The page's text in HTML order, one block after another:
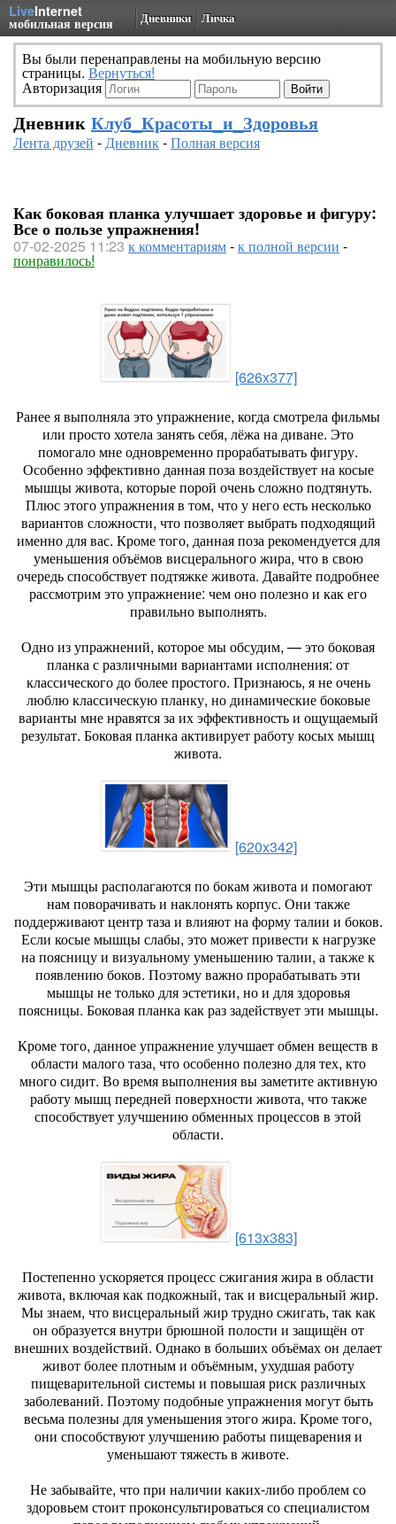
LiveInternet
мобильная версия Дневники Личка
Вы были перенаправлены на мобильную версию
страницы. Вернуться!
Авторизация
Дневник Клуб_Красоты_и_Здоровья
Лента друзей -Дневник-Полная версия
Как боковая планка улучшает здоровье и фигуру:
Все о пользе упражнения!
07-02-2025 11:23 к комментариям-к полной версии -
понравилось!
[626x377]
Ранее я выполняла это упражнение, когда смотрела фильмы
или просто хотела занять себя, лёжа на диване. Это
помогало мне одновременно прорабатывать фигуру.
Особенно эффективно данная поза воздействует на косые
мышцы живота, которые порой очень сложно подтянуть.
Плюс этого упражнения в том, что у него есть несколько
вариантов сложности, что позволяет выбрать подходящий
именно для вас. Кроме того, данная поза рекомендуется для
уменьшения объёмов висцерального жира, что в свою
очередь способствует подтяжке живота. Давайте подробнее
рассмотрим это упражнение: чем оно полезно и как его
правильно выполнять.
Одно из упражнений, которое мы обсудим, — это боковая
планка с различными вариантами исполнения: от
классического до более простого. Признаюсь, я не очень
люблю классическую планку, но динамические боковые
варианты мне нравятся за их эффективность и ощущаемый
результат. Боковая планка активирует работу косых мышц
живота.
[620x342]
Эти мышцы располагаются по бокам живота и помогают
нам поворачивать и наклонять корпус. Они также
поддерживают центр таза и влияют на форму талии и боков.
Если косые мышцы слабы, это может привести к нагрузке
на поясницу и визуальному уменьшению талии, а также к
появлению боков. Поэтому важно прорабатывать эти
мышцы не только для эстетики, но и для здоровья
поясницы. Боковая планка как раз задействует эти мышцы.
Кроме того, данное упражнение улучшает обмен веществ в
области малого таза, что особенно полезно для тех, кто
много сидит. Во время выполнения вы заметите активную
работу мышц передней поверхности живота, что также
способствует улучшению обменных процессов в этой
области.
[613x383]
Постепенно ускоряется процесс сжигания жира в области
живота, включая как подкожный, так и висцеральный жир.
Мы знаем, что висцеральный жир трудно сжигать, так как
он образуется внутри брюшной полости и защищён от
внешних воздействий. Однако в больших объёмах он делает
живот более плотным и объёмным, ухудшая работу
пищеварительной системы и повышая риск различных
заболеваний. Поэтому подобные упражнения могут быть
весьма полезны для уменьшения этого жира. Кроме того,
они способствуют улучшению работы пищеварения и
уменьшают тяжесть в животе.
Не забывайте, что при наличии каких-либо проблем со
здоровьем стоит проконсультироваться со специалистом